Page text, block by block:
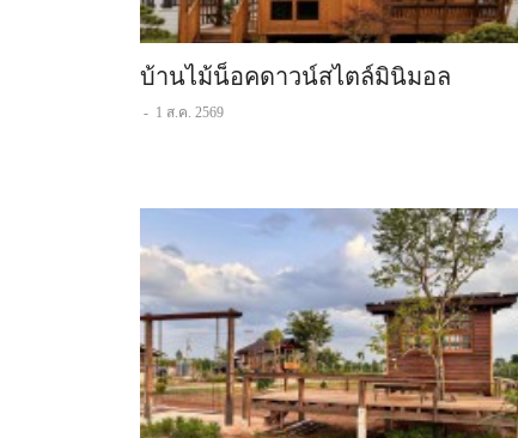
บ้านไม้น็อคดาวน์สไตล์มินิมอล
- 1 ส.ค. 2569